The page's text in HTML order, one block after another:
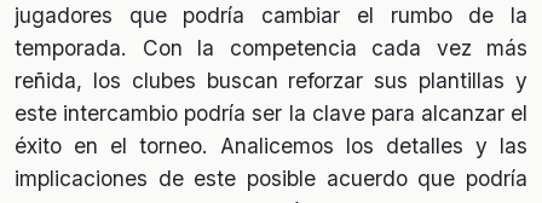
jugadores que podría cambiar el rumbo de la
temporada. Con la competencia cada vez más
reñida, los clubes buscan reforzar sus plantillas y
este intercambio podría ser la clave para alcanzar el
éxito en el torneo. Analicemos los detalles y las
implicaciones de este posible acuerdo que podría